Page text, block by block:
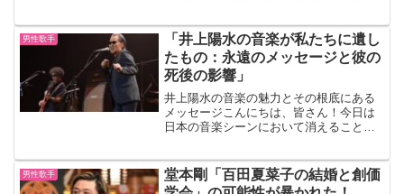
たくさんによって作曲され、多くの人々
に愛され続けています。で...
男性歌手
「井上陽水の音楽が私たちに遺し
たもの：永遠のメッセージと彼の
死後の影響」
井上陽水の音楽の魅力とその根底にある
メッセージこんにちは、皆さん！今日は
日本の音楽シーンにおいて消えることの
その独特な声と深い歌詞で多くの人々に
愛され続けています。彼の...
男性歌手
堂本剛「百田夏菜子の結婚と創価